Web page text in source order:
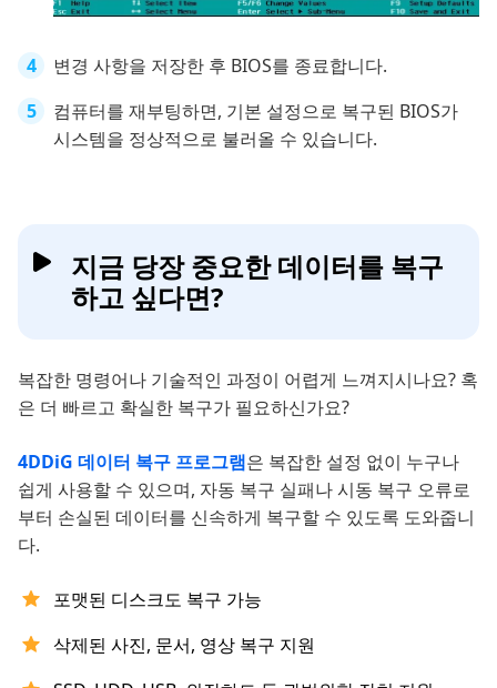
변경 사항을 저장한 후 BIOS를 종료합니다.
컴퓨터를 재부팅하면, 기본 설정으로 복구된 BIOS가
시스템을 정상적으로 불러올 수 있습니다.
지금 당장 중요한 데이터를 복구
하고 싶다면?
복잡한 명령어나 기술적인 과정이 어렵게 느껴지시나요? 혹
은 더 빠르고 확실한 복구가 필요하신가요?
4DDiG 데이터 복구 프로그램은 복잡한 설정 없이 누구나
쉽게 사용할 수 있으며, 자동 복구 실패나 시동 복구 오류로
부터 손실된 데이터를 신속하게 복구할 수 있도록 도와줍니
다.
포맷된 디스크도 복구 가능
삭제된 사진, 문서, 영상 복구 지원